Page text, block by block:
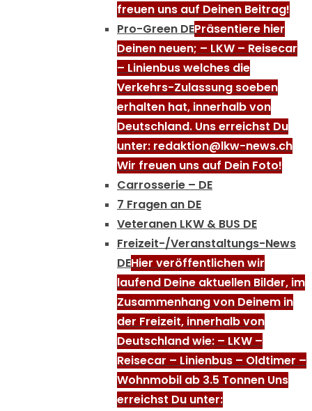
freuen uns auf Deinen Beitrag!
Pro-Green DEPräsentiere hier
Deinen neuen; – LKW – Reisecar
– Linienbus welches die
Verkehrs-Zulassung soeben
erhalten hat, innerhalb von
Deutschland. Uns erreichst Du
unter: redaktion@lkw-news.ch
Wir freuen uns auf Dein Foto!
Carrosserie – DE
7 Fragen an DE
Veteranen LKW & BUS DE
Freizeit-/Veranstaltungs-News
DEHier veröffentlichen wir
laufend Deine aktuellen Bilder, im
Zusammenhang von Deinem in
der Freizeit, innerhalb von
Deutschland wie: – LKW –
Reisecar – Linienbus – Oldtimer –
Wohnmobil ab 3.5 Tonnen Uns
erreichst Du unter: